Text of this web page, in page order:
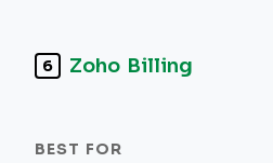
6 Zoho Billing